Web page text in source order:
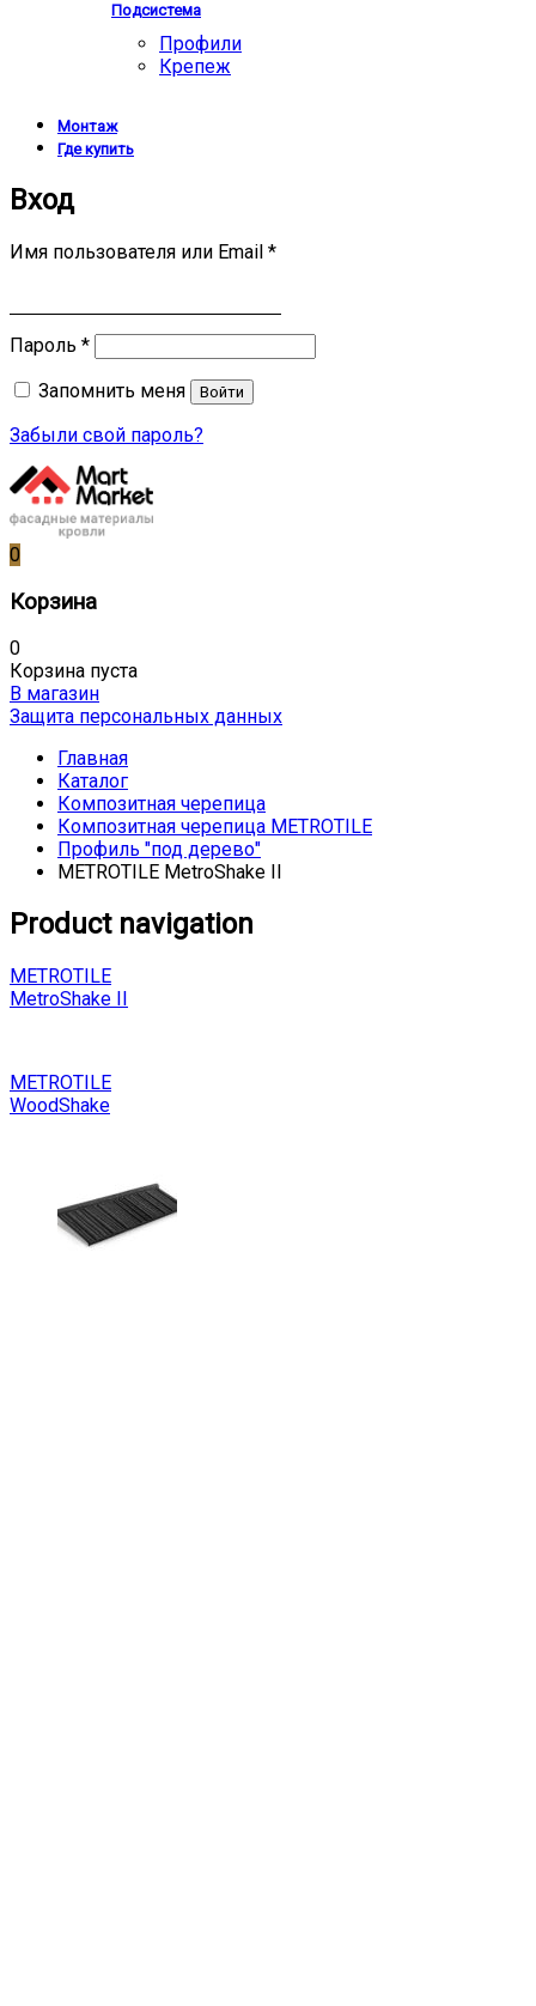
Подсистема
Профили
Крепеж
Монтаж
Где купить
Вход
Имя пользователя или Email *
Пароль *
Запомнить меня
Войти
Забыли свой пароль?
0
Корзина
0
Корзина пуста
В магазин
Защита персональных данных
Главная
Каталог
Композитная черепица
Композитная черепица METROTILE
Профиль "под дерево"
METROTILE MetroShake II
Product navigation
METROTILE
MetroShake II
METROTILE
WoodShake